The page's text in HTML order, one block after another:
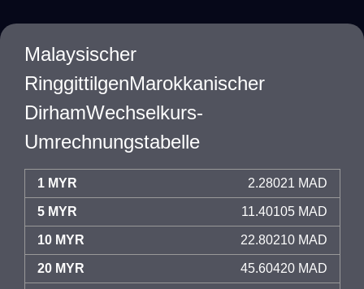
Malaysischer
RinggittilgenMarokkanischer
DirhamWechselkurs-
Umrechnungstabelle
1 MYR 2.28021 MAD
5 MYR 11.40105 MAD
10 MYR 22.80210 MAD
20 MYR 45.60420 MAD